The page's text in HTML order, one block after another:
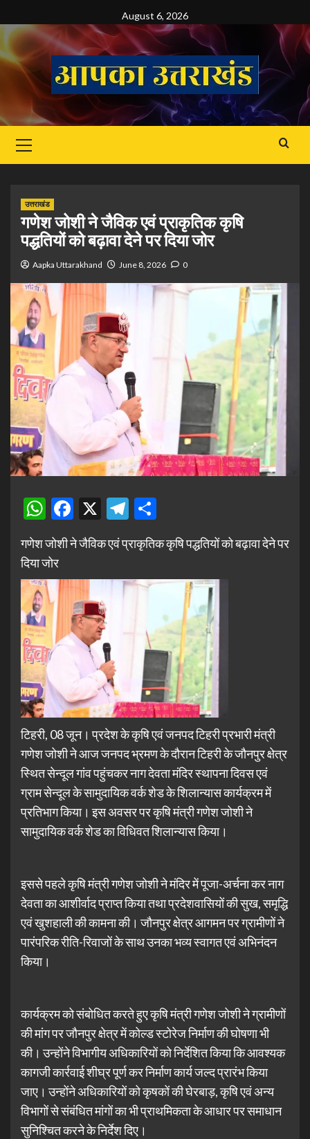
to
content
August 6, 2026
Menu
उत्तराखंड
गणेश जोशी ने जैविक एवं प्राकृतिक कृषि
पद्धतियों को बढ़ावा देने पर दिया जोर
Aapka Uttarakhand June 8, 2026 0
WhatsApp
Facebook
X Telegram
गणेश जोशी ने जैविक एवं प्राकृतिक कृषि पद्धतियों को बढ़ावा देने पर
दिया जोर
टिहरी, 08 जून। प्रदेश के कृषि एवं जनपद टिहरी प्रभारी मंत्री
गणेश जोशी ने आज जनपद भ्रमण के दौरान टिहरी के जौनपुर क्षेत्र
स्थित सेन्दूल गांव पहुंचकर नाग देवता मंदिर स्थापना दिवस एवं
ग्राम सेन्दूल के सामुदायिक वर्क शेड के शिलान्यास कार्यक्रम में
प्रतिभाग किया। इस अवसर पर कृषि मंत्री गणेश जोशी ने
सामुदायिक वर्क शेड का विधिवत शिलान्यास किया।
इससे पहले कृषि मंत्री गणेश जोशी ने मंदिर में पूजा-अर्चना कर नाग
देवता का आशीर्वाद प्राप्त किया तथा प्रदेशवासियों की सुख, समृद्धि
एवं खुशहाली की कामना की। जौनपुर क्षेत्र आगमन पर ग्रामीणों ने
पारंपरिक रीति-रिवाजों के साथ उनका भव्य स्वागत एवं अभिनंदन
किया।
कार्यक्रम को संबोधित करते हुए कृषि मंत्री गणेश जोशी ने ग्रामीणों
की मांग पर जौनपुर क्षेत्र में कोल्ड स्टोरेज निर्माण की घोषणा भी
की। उन्होंने विभागीय अधिकारियों को निर्देशित किया कि आवश्यक
कागजी कार्रवाई शीघ्र पूर्ण कर निर्माण कार्य जल्द प्रारंभ किया
जाए। उन्होंने अधिकारियों को कृषकों की घेरबाड़, कृषि एवं अन्य
विभागों से संबंधित मांगों का भी प्राथमिकता के आधार पर समाधान
सुनिश्चित करने के निर्देश दिए।